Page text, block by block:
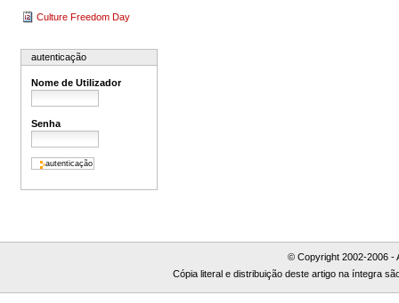
Culture Freedom Day
autenticação
Nome de Utilizador
Senha
© Copyright 2002-2006 -
Cópia literal e distribuição deste artigo na íntegra